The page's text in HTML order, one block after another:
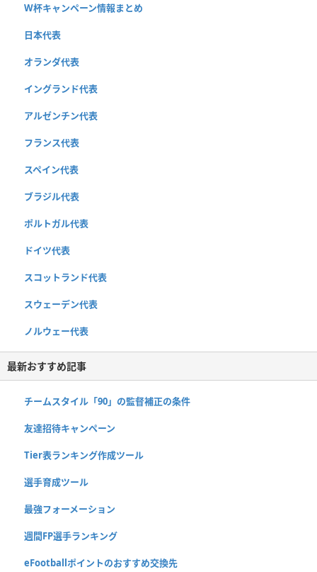
W杯キャンペーン情報まとめ
日本代表
オランダ代表
イングランド代表
アルゼンチン代表
フランス代表
スペイン代表
ブラジル代表
ポルトガル代表
ドイツ代表
スコットランド代表
スウェーデン代表
ノルウェー代表
最新おすすめ記事
チームスタイル「90」の監督補正の条件
友達招待キャンペーン
Tier表ランキング作成ツール
選手育成ツール
最強フォーメーション
週間FP選手ランキング
eFootballポイントのおすすめ交換先